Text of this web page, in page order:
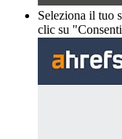
Seleziona il tuo
clic su